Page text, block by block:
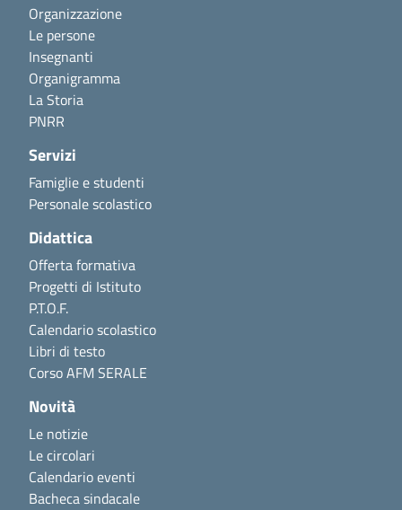
Organizzazione
Le persone
Insegnanti
Organigramma
La Storia
PNRR
Servizi
Famiglie e studenti
Personale scolastico
Didattica
Offerta formativa
Progetti di Istituto
P.T.O.F.
Calendario scolastico
Libri di testo
Corso AFM SERALE
Novità
Le notizie
Le circolari
Calendario eventi
Bacheca sindacale